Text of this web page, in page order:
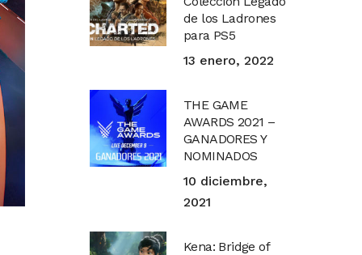
de los Ladrones
para PS5
13 enero, 2022
THE GAME
AWARDS 2021 –
GANADORES Y
NOMINADOS
10 diciembre,
2021
Kena: Bridge of